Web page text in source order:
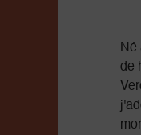
Né
de